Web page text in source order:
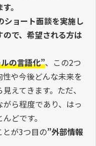
。
ショート面談を実施し
で、希望される方は
の言語化”、この2つ
や今後どんな未来を
えてきます。ただ、
ら程度であり、はっ
どです。
とが3つ目の”外部情報